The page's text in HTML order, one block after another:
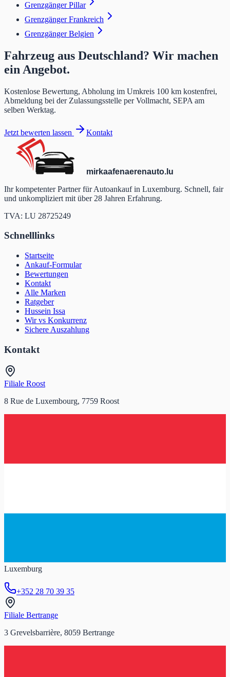
Grenzgänger Pillar
Grenzgänger Frankreich
Grenzgänger Belgien
Fahrzeug aus Deutschland? Wir machen
ein Angebot.
Kostenlose Bewertung, Abholung im Umkreis 100 km kostenfrei,
Abmeldung bei der Zulassungsstelle per Vollmacht, SEPA am
selben Werktag.
Jetzt bewerten lassen Kontakt
mirkaafenaerenauto.lu
Ihr kompetenter Partner für Autoankauf in Luxemburg. Schnell, fair
und unkompliziert mit über 28 Jahren Erfahrung.
TVA: LU 28725249
Schnelllinks
Startseite
Ankauf-Formular
Bewertungen
Kontakt
Alle Marken
Ratgeber
Hussein Issa
Wir vs Konkurrenz
Sichere Auszahlung
Kontakt
Filiale Roost
8 Rue de Luxembourg, 7759 Roost
Luxemburg
+352 28 70 39 35
Filiale Bertrange
3 Grevelsbarrière, 8059 Bertrange